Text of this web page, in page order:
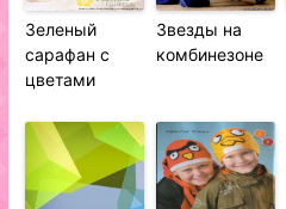
Зеленый
сарафан с
цветами
Звезды на
комбинезоне